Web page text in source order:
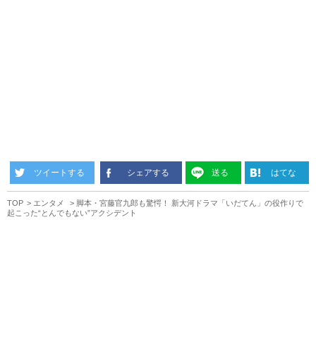
ツイートする シェアする 送る はてな
TOP エンタメ
脚本・宮藤官九郎も驚愕！ 新大河ドラマ「いだてん」の役作りで
起こった“とんでもない”アクシデント